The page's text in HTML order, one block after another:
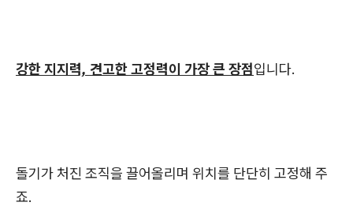
강한 지지력, 견고한 고정력이 가장 큰 장점입니다.
돌기가 처진 조직을 끌어올리며 위치를 단단히 고정해 주
죠.